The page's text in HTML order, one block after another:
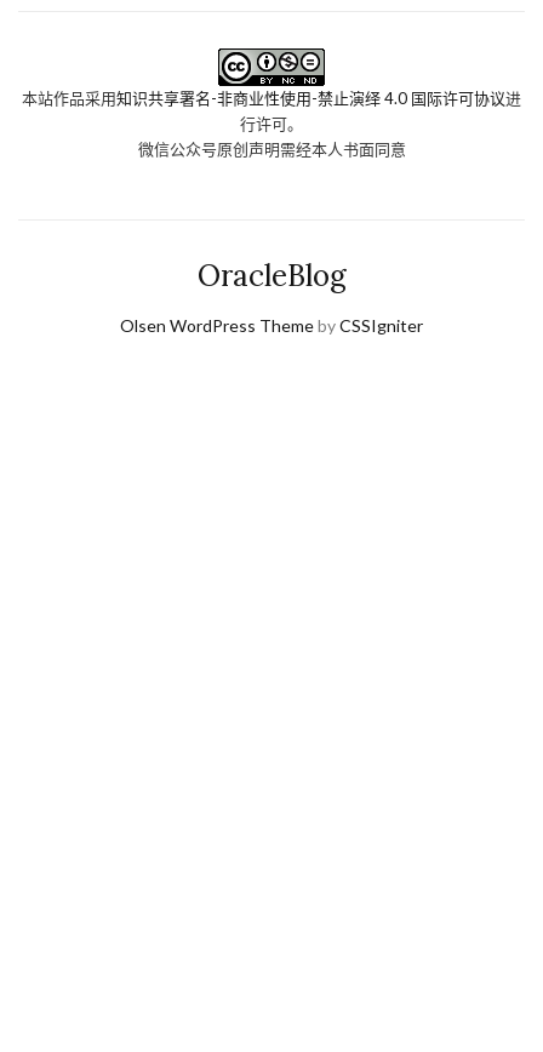
本站作品采用知识共享署名-非商业性使用-禁止演绎 4.0 国际许可协议进
行许可。
微信公众号原创声明需经本人书面同意
OracleBlog
Olsen WordPress ThemebyCSSIgniter